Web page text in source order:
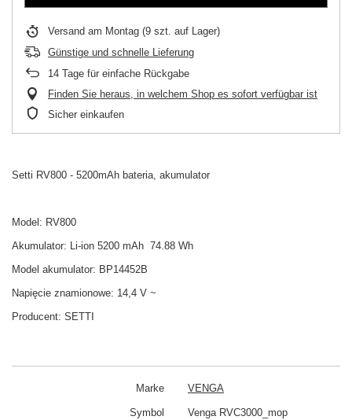
Versand am Montag (9 szt. auf Lager)
Günstige und schnelle Lieferung
14 Tage für einfache Rückgabe
Finden Sie heraus, in welchem Shop es sofort verfügbar ist
Sicher einkaufen
Setti RV800 - 5200mAh bateria, akumulator
Model: RV800
Akumulator: Li-ion 5200 mAh 74.88 Wh
Model akumulator: BP14452B
Napięcie znamionowe: 14,4 V ~
Producent: SETTI
Marke VENGA
Symbol Venga RVC3000_mop